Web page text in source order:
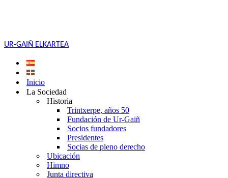
UR-GAIÑ ELKARTEA
Inicio
La Sociedad
Historia
Trintxerpe, años 50
Fundación de Ur-Gaiñ
Socios fundadores
Presidentes
Socias de pleno derecho
Ubicación
Himno
Junta directiva